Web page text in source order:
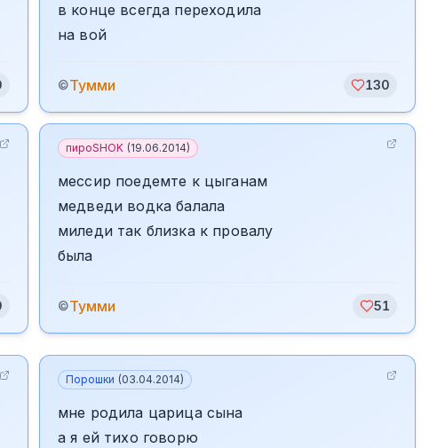
в конце всегда переходила
на вой
©Тумми 130
пироSHOK (19.06.2014)
мессир поедемте к цыганам
медведи водка балала
миледи так близка к провалу
была
©Тумми 51
Порошки (03.04.2014)
мне родила царица сына
а я ей тихо говорю